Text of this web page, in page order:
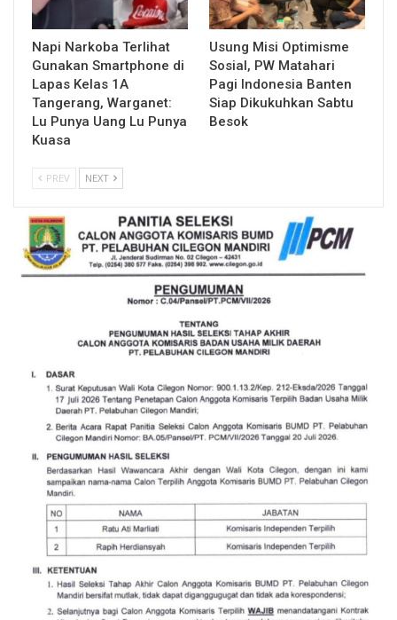
Napi Narkoba Terlihat
Gunakan Smartphone di
Lapas Kelas 1A
Tangerang, Warganet:
Lu Punya Uang Lu Punya
Kuasa
Usung Misi Optimisme
Sosial, PW Matahari
Pagi Indonesia Banten
Siap Dikukuhkan Sabtu
Besok
PREV NEXT